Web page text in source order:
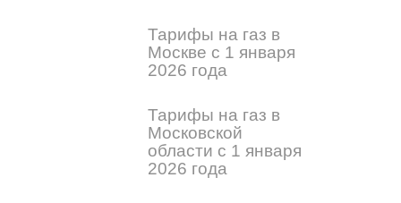
Тарифы на газ в
Москве с 1 января
2026 года
Тарифы на газ в
Московской
области с 1 января
2026 года